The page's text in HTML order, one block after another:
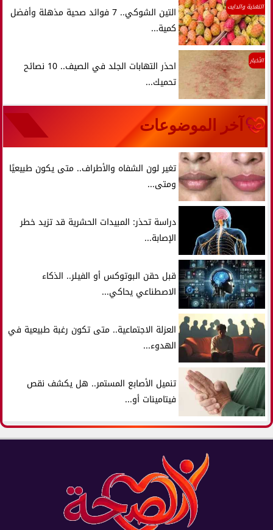
التغذية والدايت
التين الشوكي.. 7 فوائد صحية مذهلة وأفضل
كمية...
الأخبار
احذر التهابات الجلد في الصيف.. 10 نصائح
تحميك...
آخر الموضوعات
تغير لون الشفاه والأطراف.. متى يكون طبيعيًا
ومتى...
دراسة تحذر: المبيدات الحشرية قد تزيد خطر
الإصابة...
قبل حقن البوتوكس أو الفيلر.. الذكاء
الاصطناعي يحاكي...
العزلة الاجتماعية.. متى تكون رغبة طبيعية في
الهدوء...
تنميل الأصابع المستمر.. هل يكشف نقص
فيتامينات أو...